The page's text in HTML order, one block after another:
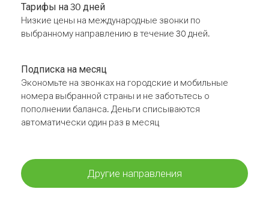
Тарифы на 30 дней
Низкие цены на международные звонки по
выбранному направлению в течение 30 дней.
Подписка на месяц
Экономьте на звонках на городские и мобильные
номера выбранной страны и не заботьтесь о
пополнении баланса. Деньги списываются
автоматически один раз в месяц
Другие направления